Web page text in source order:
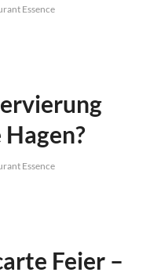
Essence
Essence
Feier –